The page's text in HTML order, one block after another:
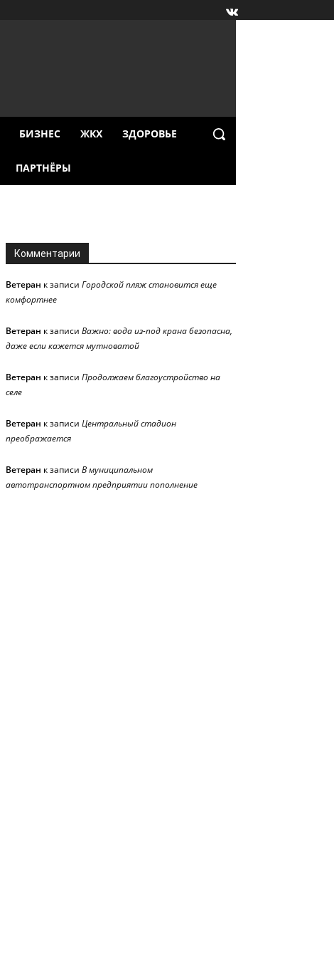
БИЗНЕС ЖКХ ЗДОРОВЬЕ
ПАРТНЁРЫ
Комментарии
Ветеран к записи Городской пляж становится еще
комфортнее
Ветеран к записи Важно: вода из-под крана безопасна,
даже если кажется мутноватой
Ветеран к записи Продолжаем благоустройство на
селе
Ветеран к записи Центральный стадион
преображается
Ветеран к записи В муниципальном
автотранспортном предприятии пополнение